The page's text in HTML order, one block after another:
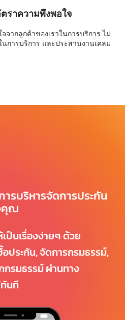
ตราความพึงพอใจ
จากลูกค้าของเราในการบริการ ไม่
การบริการ และประสานงานเคลม
รบริหารจัดการประกัน
คุณ
ป็นเรื่องง่ายๆ ด้วย
ประกัน, จัดการกรมธรรม์,
กรมธรรม์ ผ่านทาง
นที